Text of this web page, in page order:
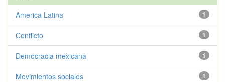
1
America Latina
1
Conflicto
1
Democracia mexicana
1
Movimientos sociales